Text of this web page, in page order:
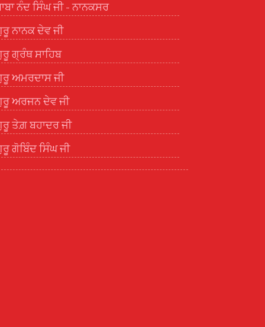
ਨੰਦ ਸਿੰਘ ਜੀ - ਨਾਨਕਸਰ
ਨਾਨਕ ਦੇਵ ਜੀ
ਗ੍ਰੰਥ ਸਾਹਿਬ
ਅਮਰਦਾਸ ਜੀ
ਅਰਜਨ ਦੇਵ ਜੀ
ਤੇਗ਼ ਬਹਾਦਰ ਜੀ
ਗੋਬਿੰਦ ਸਿੰਘ ਜੀ